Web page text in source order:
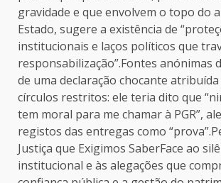
gravidade e que envolvem o topo do
Estado, sugere a existência de
institucionais e laços políticos que
responsabilização”.Fontes anónimas
de uma declaração chocante
círculos restritos: ele teria dito que
tem moral para me chamar à PGR”,
registos das entregas como
Justiça que Exigimos SaberFace ao
institucional e às alegações que